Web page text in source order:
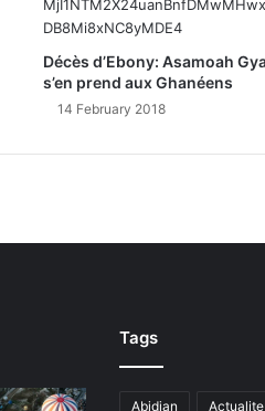
Décès d’Ebony: Asamoah
s’en prend aux Ghanéens
14 February 2018
Tags
Abidjan Actualite